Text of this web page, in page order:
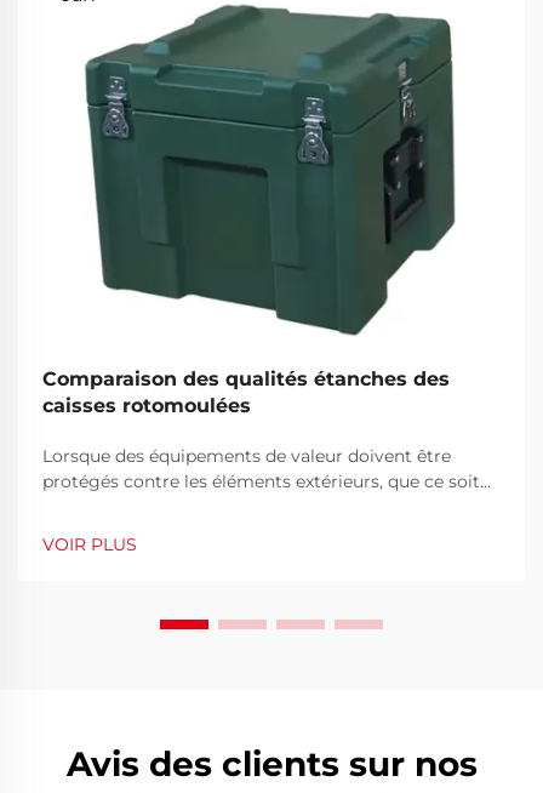
Comparaison des qualités étanches des
caisses rotomoulées
Lorsque des équipements de valeur doivent être
protégés contre les éléments extérieurs, que ce soit
le choix des caisses de protection adéquates est
VOIR PLUS
Avis des clients sur nos